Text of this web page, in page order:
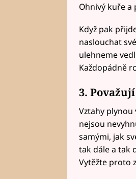
Ohnivý kuře a
Když pak
naslouchat
ulehneme
Každopádně
3.
Vztahy plynou
nejsou
samými, jak
tak dále a tak
Vytěžte proto